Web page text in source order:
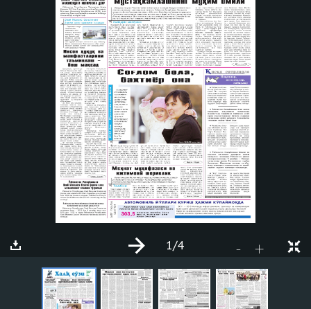
- +
1/4
MAQOLALAR